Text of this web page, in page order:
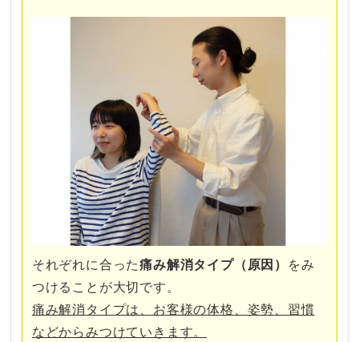
それぞれに合った痛み解消タイプ（原因）
をみ
つけることが大切です。
痛み解消タイプは、お客様の体格、姿勢、習慣
などからみつけていきます。